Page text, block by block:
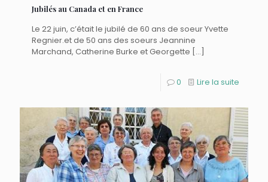
Jubilés au Canada et en France
Le 22 juin, c’était le jubilé de 60 ans de soeur Yvette
Regnier.et de 50 ans des soeurs Jeannine
Marchand, Catherine Burke et Georgette […]
0 Lire la suite